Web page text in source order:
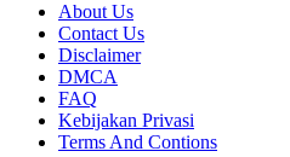
About Us
Contact Us
Disclaimer
DMCA
FAQ
Kebijakan Privasi
Terms And Contions